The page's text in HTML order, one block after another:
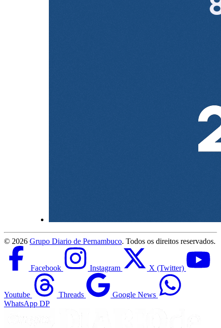
© 2026 Grupo Diario de Pernambuco. Todos os direitos reservados.
Facebook Instagram X (Twitter)
Youtube Threads
Google News
WhatsApp DP